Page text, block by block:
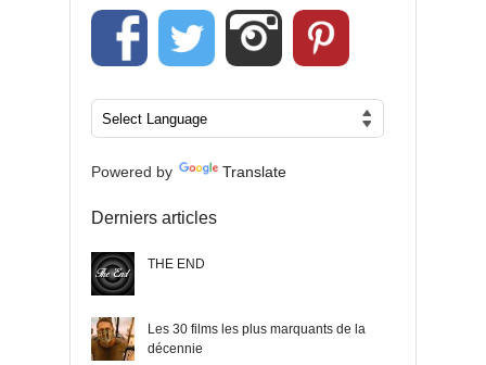
Powered by Translate
Derniers articles
THE END
Les 30 films les plus marquants de la
décennie